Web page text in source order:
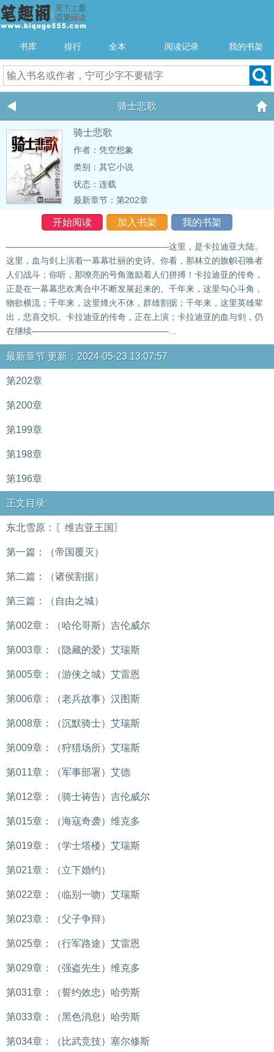
书库 排行 全本 阅读记录 我的书架
骑士悲歌
骑士悲歌
作者：凭空想象
类别：其它小说
状态：连载
最新章节： 第202章
开始阅读 加入书架 我的书架
———————————————————这里，是卡拉迪亚大陆。
这里，血与剑上演着一幕幕壮丽的史诗。你看，那林立的旗帜召唤者
人们战斗；你听，那嘹亮的号角激励着人们拼搏！卡拉迪亚的传奇，
正是在一幕幕悲欢离合中不断发展起来的。千年来，这里勾心斗角，
物欲横流；千年来，这里烽火不休，群雄割据；千年来，这里英雄辈
出，悲喜交织。卡拉迪亚的传奇，正在上演；卡拉迪亚的血与剑，仍
在继续————————————————...
最新章节 更新：2024-05-23 13:07:57
第202章
第200章
第199章
第198章
第196章
正文目录
东北雪原：〖维吉亚王国〗
第一篇：（帝国覆灭）
第二篇：（诸侯割据）
第三篇：（自由之城）
第002章：（哈伦哥斯）吉伦威尔
第003章：（隐藏的爱）艾瑞斯
第005章：（游侠之城）艾雷恩
第006章：（老兵故事）汉图斯
第008章：（沉默骑士）艾瑞斯
第009章：（狩猎场所）艾瑞斯
第011章：（军事部署）艾德
第012章：（骑士祷告）吉伦威尔
第015章：（海寇奇袭）维克多
第019章：（学士塔楼）艾瑞斯
第021章：（立下婚约）
第022章：（临别一吻）艾瑞斯
第023章：（父子争辩）
第025章：（行军路途）艾雷恩
第029章：（强盗先生）维克多
第031章：（誓约效忠）哈劳斯
第033章：（黑色消息）哈劳斯
第034章：（比武竞技）塞尔修斯